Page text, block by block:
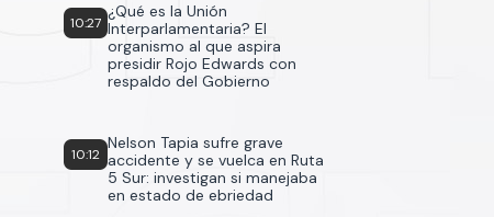
10:27
¿Qué es la Unión
Interparlamentaria? El
organismo al que aspira
presidir Rojo Edwards con
respaldo del Gobierno
10:12
Nelson Tapia sufre grave
accidente y se vuelca en Ruta
5 Sur: investigan si manejaba
en estado de ebriedad